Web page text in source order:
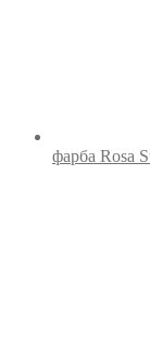
фарба Rosa